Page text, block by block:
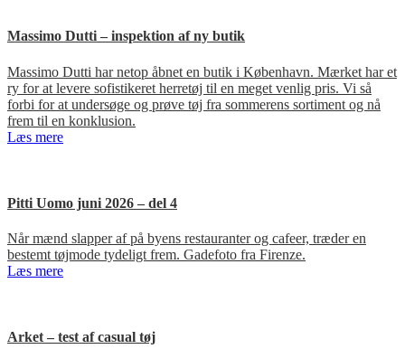
Massimo Dutti – inspektion af ny butik
Massimo Dutti har netop åbnet en butik i København. Mærket har et
ry for at levere sofistikeret herretøj til en meget venlig pris. Vi så
forbi for at undersøge og prøve tøj fra sommerens sortiment og nå
frem til en konklusion.
Læs mere
Pitti Uomo juni 2026 – del 4
Når mænd slapper af på byens restauranter og cafeer, træder en
bestemt tøjmode tydeligt frem. Gadefoto fra Firenze.
Læs mere
Arket – test af casual tøj